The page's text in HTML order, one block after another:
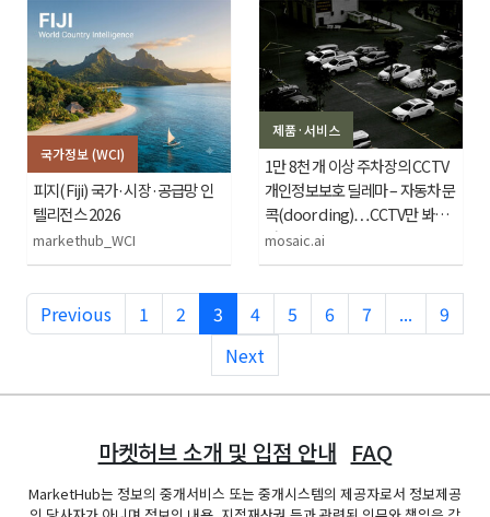
국가정보 (WCI)
피지(Fiji) 국가·시장·공급망 인
텔리전스 2026
markethub_WCI
제품·서비스
1만 8천 개 이상 주차장의 CCTV
개인정보보호 딜레마 – 자동차 문
콕(door ding)…CCTV만 봐도
범죄?! (9)
mosaic.ai
Previous 1 2 3 4 5 6 7 ...
9
Next
마켓허브 소개 및 입점 안내 FAQ
MarketHub는 정보의 중개서비스 또는 중개시스템의 제공자로서 정보제공